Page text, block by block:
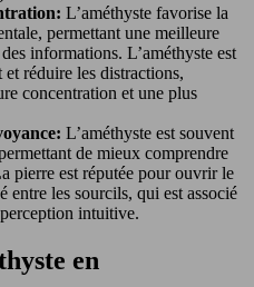
L’améthyste favorise la
permettant une meilleure
informations. L’améthyste est
et réduire les distractions,
concentration et une plus
L’améthyste est souvent
de mieux comprendre
pierre est réputée pour ouvrir le
les sourcils, qui est associé
intuitive.
en